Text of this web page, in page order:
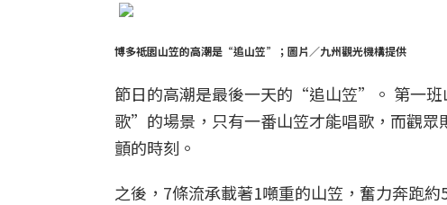
博多祗園山笠的高潮是“追山笠”；圖片／九州觀光機構提供
節日的高潮是最後一天的“追山笠”。 第一
歌”的場景，只有一番山笠才能唱歌，而觀
顫的時刻。
之後，7條流承載著1噸重的山笠，奮力奔跑